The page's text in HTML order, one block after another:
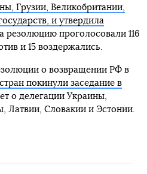
Грузии, Великобритании,
и утвердила
резолюцию проголосовали 116
и 15 воздержались.
о возвращении РФ в
покинули заседание в
о делегации Украины,
Латвии, Словакии и Эстонии.